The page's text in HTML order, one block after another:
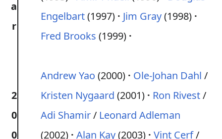
a
r
Engelbart(1997) Jim Gray(1998)
Fred Brooks (1999)
2
0
0
Andrew Yao (2000) Ole-Johan Dahl /
Kristen Nygaard (2001) Ron Rivest/
Adi Shamir/ Leonard Adleman
(2002) Alan Kay(2003) Vint Cerf/